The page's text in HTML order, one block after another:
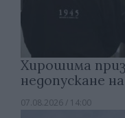
Хирошима
недопускане
07.08.2026 / 14:00